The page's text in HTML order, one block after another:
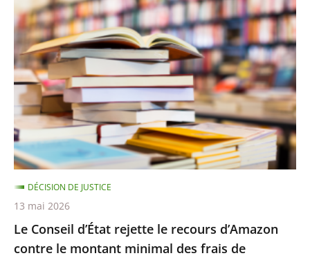
la
République
qui
est
liée
aux
relations
interna...
Conseil
d’État
rejette
le
recours
d’Amazon
contre
le
montant
minimal
des
frais
de
Le Conseil d’État rejette le recours d’Amazon
contre le montant minimal des frais de
DÉCISION DE JUSTICE
13 mai 2026